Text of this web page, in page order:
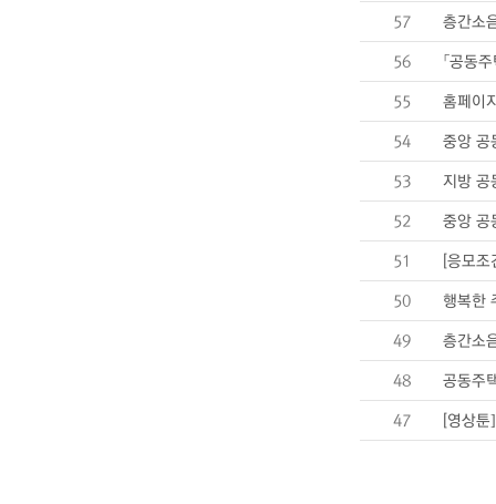
57 층간소
56 「공동
55 홈페이
54 중앙 공
53 지방 공
52 중앙 공
51 [응모
50 행복한
49 층간소
48 공동주
47 [영상